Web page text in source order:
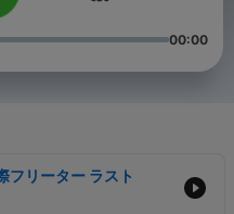
00:00
リーター ラスト